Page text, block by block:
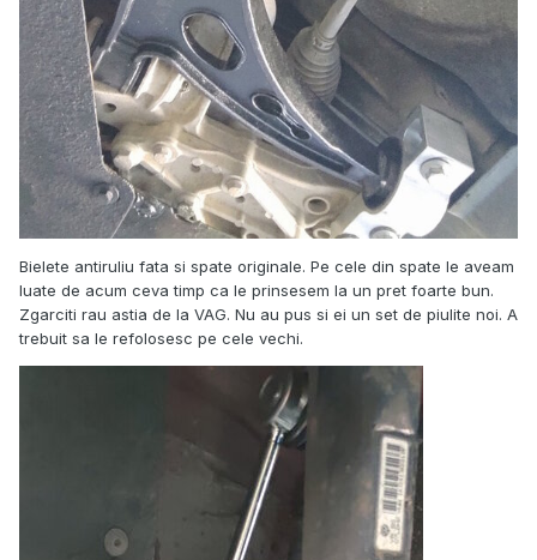
Bielete antiruliu fata si spate originale. Pe cele din spate le aveam
luate de acum ceva timp ca le prinsesem la un pret foarte bun.
Zgarciti rau astia de la VAG. Nu au pus si ei un set de piulite noi. A
trebuit sa le refolosesc pe cele vechi.